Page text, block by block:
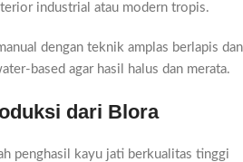
industrial atau modern tropis.
dengan teknik amplas berlapis dan
based agar hasil halus dan merata.
dari Blora
penghasil kayu jati berkualitas tinggi